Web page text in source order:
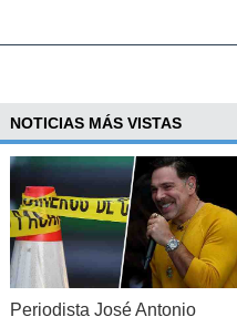
NOTICIAS MÁS VISTAS
Periodista José Antonio